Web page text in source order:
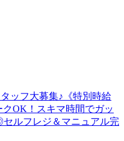
ッフ大募集♪《特別時給
OK！スキマ時間でガッ
ルフレジ＆マニュアル完